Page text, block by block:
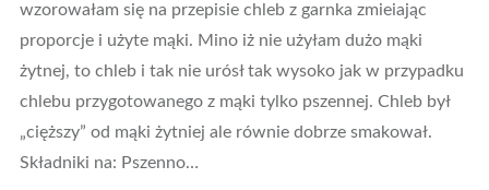
wzorowałam się na przepisie chleb z garnka zmieiając
proporcje i użyte mąki. Mino iż nie użyłam dużo mąki
żytnej, to chleb i tak nie urósł tak wysoko jak w przypadku
chlebu przygotowanego z mąki tylko pszennej. Chleb był
„cięższy” od mąki żytniej ale równie dobrze smakował.
Składniki na: Pszenno…